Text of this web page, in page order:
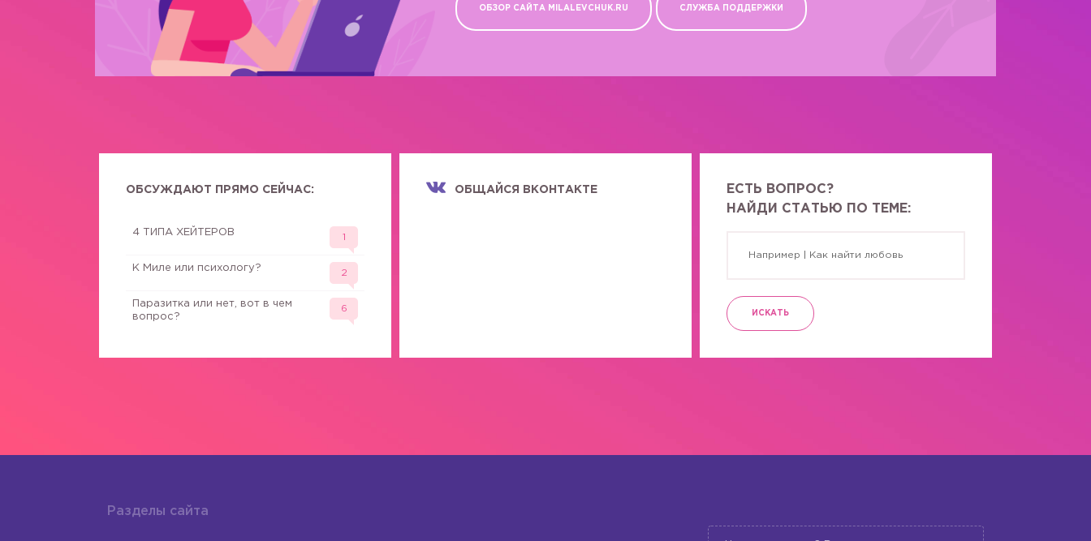
ОБЗОР САЙТА MILALEVCHUK.RU СЛУЖБА ПОДДЕРЖКИ
ОБСУЖДАЮТ ПРЯМО СЕЙЧАС:
4 ТИПА ХЕЙТЕРОВ
1
К Миле или психологу?
2
Паразитка или нет, вот в чем
вопрос?
6
ОБЩАЙСЯ ВКОНТАКТЕ
ЕСТЬ ВОПРОС?
НАЙДИ СТАТЬЮ ПО ТЕМЕ:
ИСКАТЬ
Разделы сайта